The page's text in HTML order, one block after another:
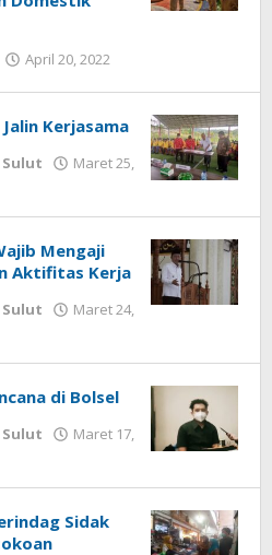
April 20, 2022
Kerjasama
Sulut
Maret 25,
Mengaji
Aktifitas Kerja
Sulut
Maret 24,
di Bolsel
Sulut
Maret 17,
Sidak